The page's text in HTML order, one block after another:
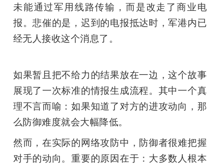
未能通过军用线路传输，而是改走了商业电
报。悲催的是，迟到的电报抵达时，军港内已
经无人接收这个消息了。
如果暂且把不给力的结果放在一边，这个故事
展现了一次标准的情报生成流程。其中一个真
理不言而喻：如果知道了对方的进攻动向，那
么防御难度就会大幅降低。
然而，在实际的网络攻防中，防御者很难把握
对手的动向。重要的原因在于：大多数人根本